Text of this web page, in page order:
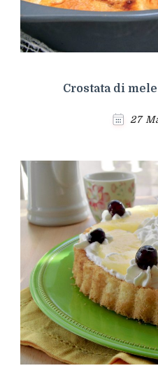
Crostata di
27